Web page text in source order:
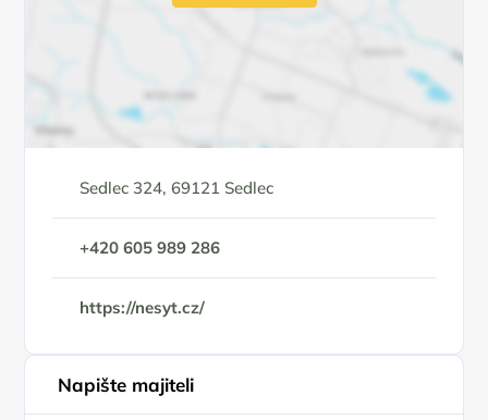
Sedlec 324, 69121 Sedlec
+420 605 989 286
https://nesyt.cz/
Napište majiteli